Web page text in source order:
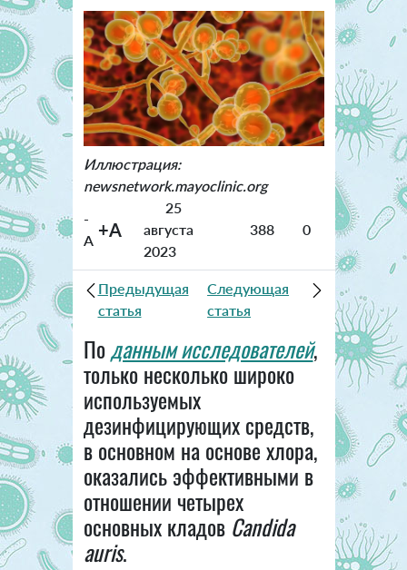
Иллюстрация:
newsnetwork.mayoclinic.org
-
A +A
25
августа
2023
388 0
Предыдущая
статья
Следующая
статья
Поданным исследователей,
только несколько широко
используемых
дезинфицирующих средств,
в основном на основе хлора,
оказались эффективными в
отношении четырех
основных кладов Candida
auris.